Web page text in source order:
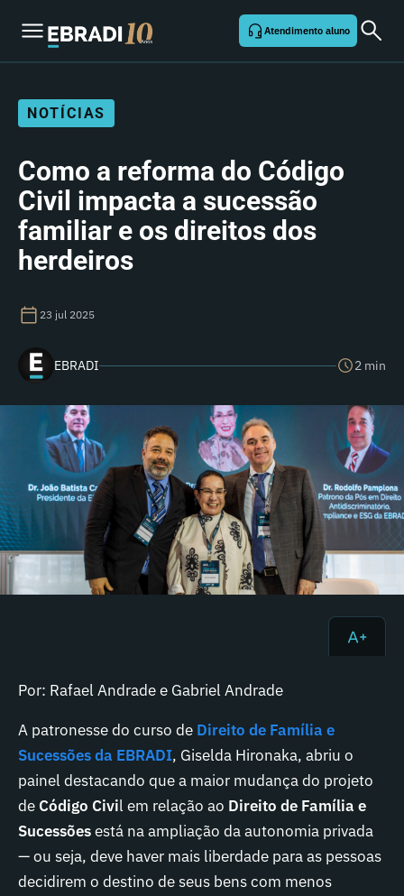
Atendimento aluno
NOTÍCIAS
Como a reforma do Código
Civil impacta a sucessão
familiar e os direitos dos
herdeiros
23 jul 2025
EBRADI 2 min
Por: Rafael Andrade e Gabriel Andrade
A patronesse do curso de Direito de Família e
Sucessões da EBRADI, Giselda Hironaka, abriu o
painel destacando que a maior mudança do projeto
de Código Civil em relação ao Direito de Família e
Sucessõesestá na ampliação da autonomia privada
— ou seja, deve haver mais liberdade para as pessoas
decidirem o destino de seus bens com menos